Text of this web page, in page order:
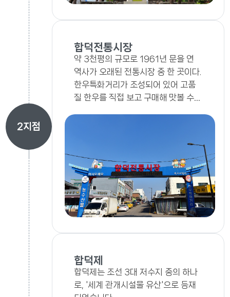
2지점
합덕전통시장
약 3천평의 규모로 1961년 문을 연
역사가 오래된 전통시장 중 한 곳이다.
한우특화거리가 조성되어 있어 고품
질 한우를 직접 보고 구매해 맛볼 수
합덕제
합덕제는 조선 3대 저수지 중의 하나
로, '세계 관개시설물 유산'으로 등재